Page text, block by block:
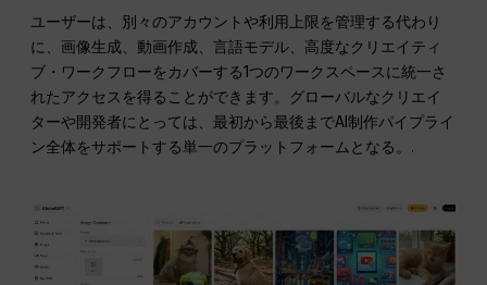
ユーザーは、別々のアカウントや利用上限を管理する代わり
に、画像生成、動画作成、言語モデル、高度なクリエイティ
ブ・ワークフローをカバーする1つのワークスペースに統一さ
れたアクセスを得ることができます。グローバルなクリエイ
ターや開発者にとっては、最初から最後までAI制作パイプライ
ン全体をサポートする単一のプラットフォームとなる。.